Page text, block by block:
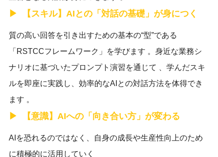
【スキル】AIとの「対話の基礎」が身につく
質の高い回答を引き出すための基本の“型”である
「RSTCCフレームワーク」を学びます 。身近な業務シ
ナリオに基づいたプロンプト演習を通じて 、学んだスキ
ルを即座に実践し、効率的なAIとの対話方法を体得でき
ます 。
【意識】AIへの「向き合い方」が変わる
AIを恐れるのではなく、自身の成長や生産性向上のため
に積極的に活用していく